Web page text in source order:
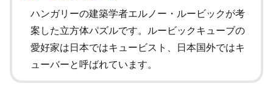
ハンガリーの建築学者エルノー・ルービックが考
案した立方体パズルです。ルービックキューブの
愛好家は日本ではキュービスト、日本国外ではキ
ューバーと呼ばれています。